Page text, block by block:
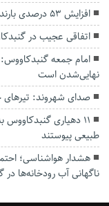
افزایش ۵۳ درصدی بارندگی‌ها در گلستان
اتفاقی عجیب در‌
امام جمعه گنبدکاووس:
نهایی‌شدن است
صدای شهروند:
۱۱ دهیاری
طبیعی پیوستند
هشدار هواشناسی؛
ناگهانی آب رودخانه‌ها در